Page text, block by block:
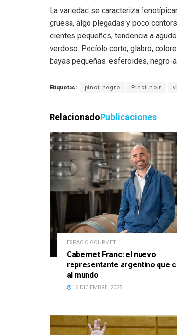
La variedad se caracteriza
gruesa, algo plegadas y poco
dientes pequeños, tendencia a
verdoso. Pecíolo corto, glabro,
bayas pequeñas, esferoides, negro-
Etiquetas: pinot negro Pinot noir
RelacionadoPublicaciones
ESPACIO GOURMET
Cabernet Franc: el nuevo
representante argentino que
al mundo
16 DICIEMBRE, 2025